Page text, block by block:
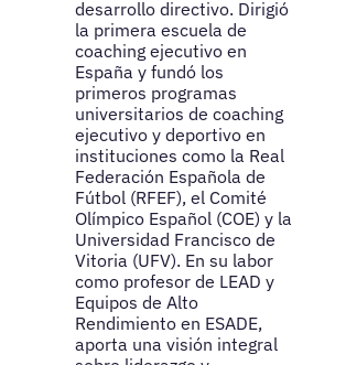
desarrollo directivo. Dirigió
la primera escuela de
coaching ejecutivo en
España y fundó los
primeros programas
universitarios de coaching
ejecutivo y deportivo en
instituciones como la Real
Federación Española de
Fútbol (RFEF), el Comité
Olímpico Español (COE) y la
Universidad Francisco de
Vitoria (UFV). En su labor
como profesor de LEAD y
Equipos de Alto
Rendimiento en ESADE,
aporta una visión integral